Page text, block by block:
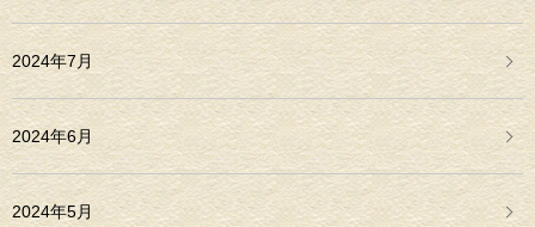
2024年7月
2024年6月
2024年5月